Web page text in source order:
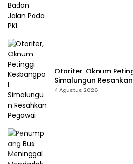
Otoriter, Oknum
Simalungun
4 Agustus 2026